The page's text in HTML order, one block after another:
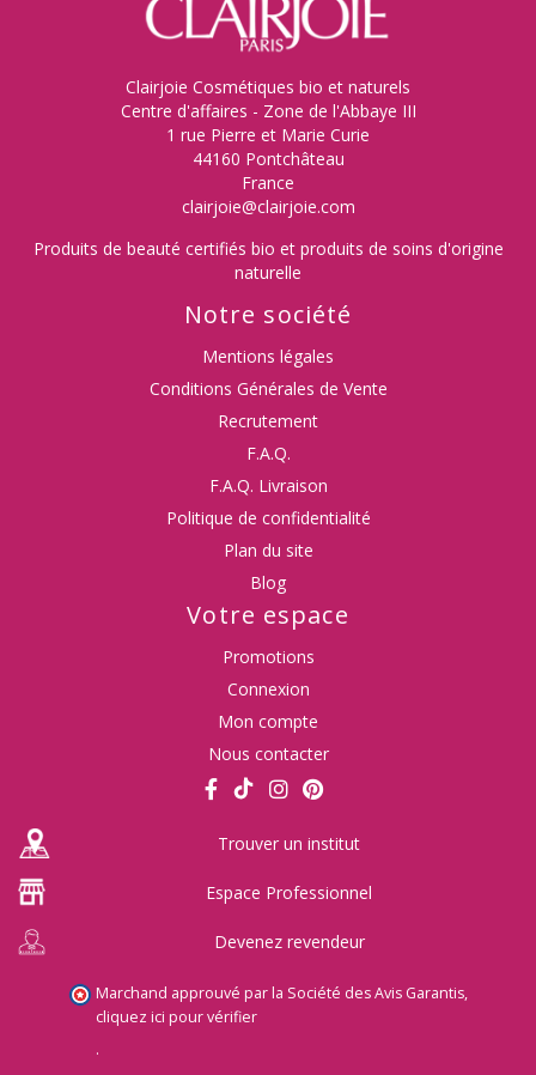
Clairjoie Cosmétiques bio et naturels
Centre d'affaires - Zone de l'Abbaye III
1 rue Pierre et Marie Curie
44160 Pontchâteau
France
clairjoie@clairjoie.com
Produits de beauté certifiés bio et produits de soins d'origine
naturelle
Notre société
Mentions légales
Conditions Générales de Vente
Recrutement
F.A.Q.
F.A.Q. Livraison
Politique de confidentialité
Plan du site
Blog
Votre espace
Promotions
Connexion
Mon compte
Nous contacter
Trouver un institut
Espace Professionnel
Devenez revendeur
Marchand approuvé par la Société des Avis Garantis,
cliquez ici pour vérifier
.